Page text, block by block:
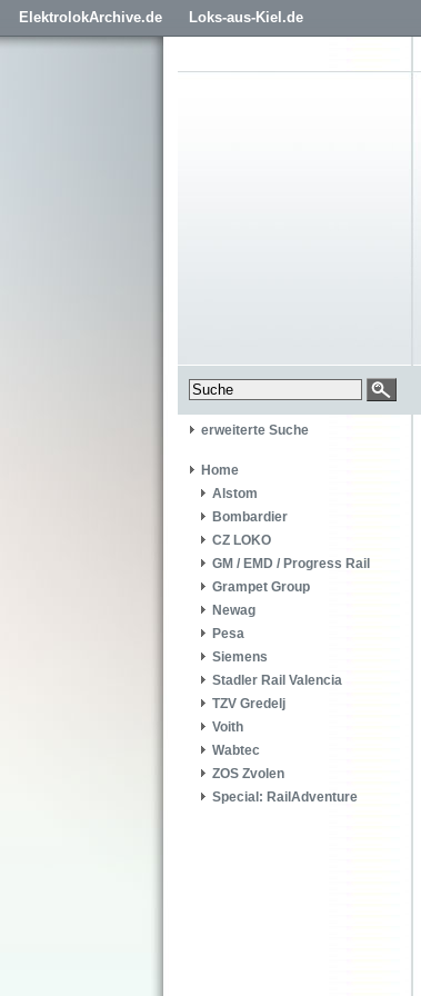
ElektrolokArchive.de Loks-aus-Kiel.de
erweiterte Suche
Home
Alstom
Bombardier
CZ LOKO
GM / EMD / Progress Rail
Grampet Group
Newag
Pesa
Siemens
Stadler Rail Valencia
TZV Gredelj
Voith
Wabtec
ZOS Zvolen
Special: RailAdventure